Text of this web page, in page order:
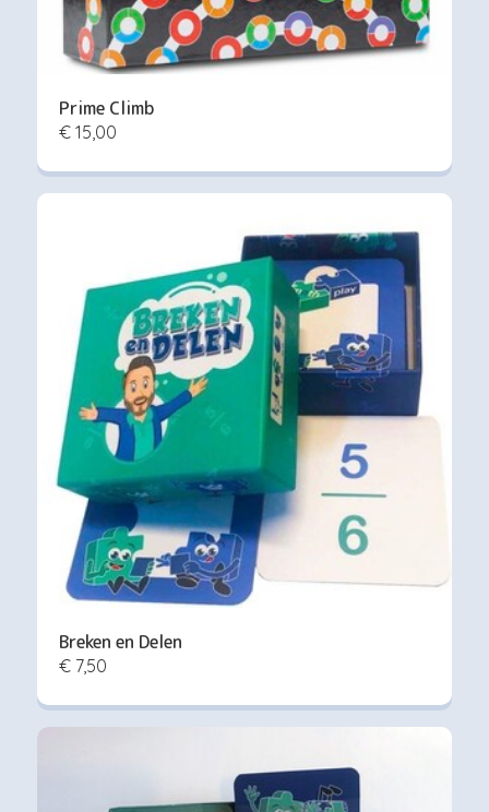
Prime Climb
€ 15,00
Breken en Delen
€ 7,50